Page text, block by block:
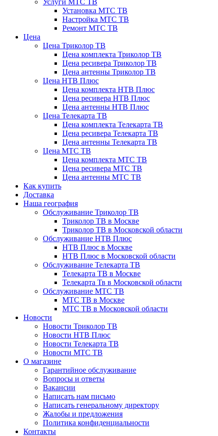
Услуги МТС ТВ
Установка МТС ТВ
Настройка МТС ТВ
Ремонт МТС ТВ
Цена
Цена Триколор ТВ
Цена комплекта Триколор ТВ
Цена ресивера Триколор ТВ
Цена антенны Триколор ТВ
Цена НТВ Плюс
Цена комплекта НТВ Плюс
Цена ресивера НТВ Плюс
Цена антенны НТВ Плюс
Цена Телекарта ТВ
Цена комплекта Телекарта ТВ
Цена ресивера Телекарта ТВ
Цена антенны Телекарта ТВ
Цена МТС ТВ
Цена комплекта МТС ТВ
Цена ресивера МТС ТВ
Цена антенны МТС ТВ
Как купить
Доставка
Наша география
Обслуживание Триколор ТВ
Триколор ТВ в Москве
Триколор ТВ в Московской области
Обслуживание НТВ Плюс
НТВ Плюс в Москве
НТВ Плюс в Московской области
Обслуживание Телекарта ТВ
Телекарта ТВ в Москве
Телекарта Тв в Московской области
Обслуживание МТС ТВ
МТС ТВ в Москве
МТС ТВ в Московской области
Новости
Новости Триколор ТВ
Новости НТВ Плюс
Новости Телекарта ТВ
Новости МТС ТВ
О магазине
Гарантийное обслуживание
Вопросы и ответы
Вакансии
Написать нам письмо
Написать генеральному директору
Жалобы и предложения
Политика конфиденциальности
Контакты